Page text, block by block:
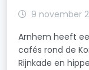
9 november
Arnhem heeft
cafés rond de
Rijnkade en